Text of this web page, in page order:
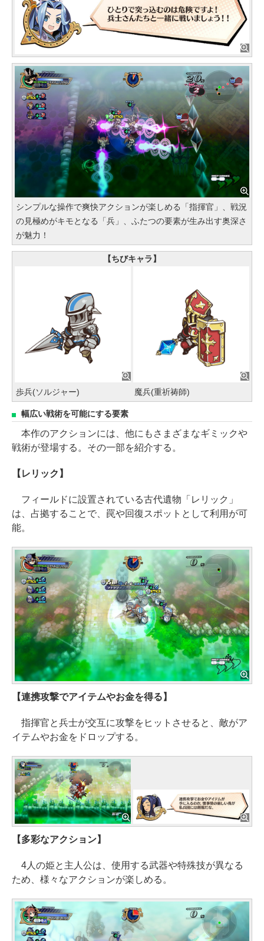
シンプルな操作で爽快アクションが楽しめる「指揮官」、戦況
の見極めがキモとなる「兵」、ふたつの要素が生み出す奥深さ
が魅力！
【ちびキャラ】
歩兵(ソルジャー) 魔兵(重祈祷師)
幅広い戦術を可能にする要素
本作のアクションには、他にもさまざまなギミックや
戦術が登場する。その一部を紹介する。
【レリック】
フィールドに設置されている古代遺物「レリック」
は、占拠することで、罠や回復スポットとして利用が可
能。
【連携攻撃でアイテムやお金を得る】
指揮官と兵士が交互に攻撃をヒットさせると、敵がア
イテムやお金をドロップする。
【多彩なアクション】
4人の姫と主人公は、使用する武器や特殊技が異なる
ため、様々なアクションが楽しめる。